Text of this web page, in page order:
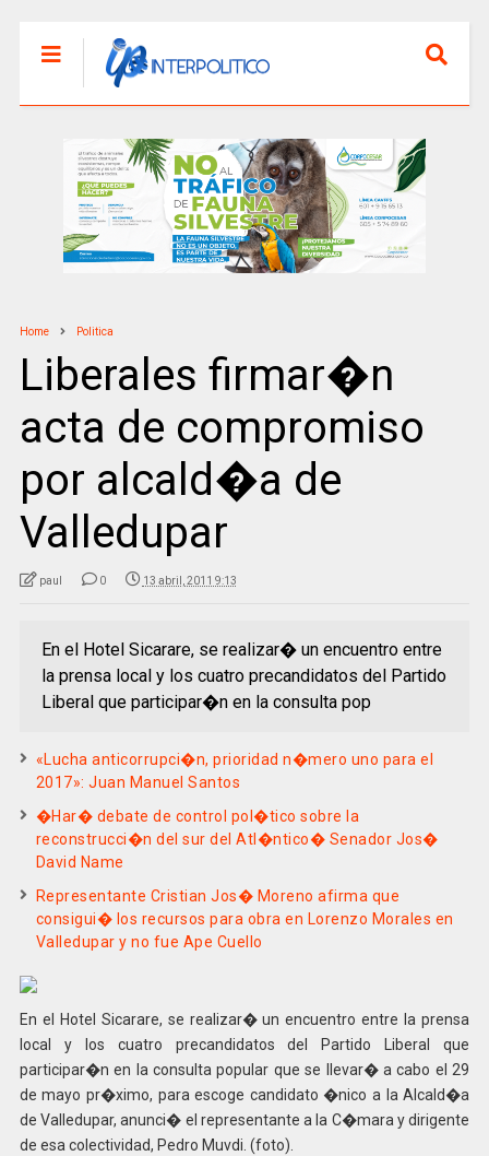
Home Politica
Liberales firmar�n
acta de compromiso
por alcald�a de
Valledupar
paul 0 13 abril, 2011 9:13
En el Hotel Sicarare, se realizar� un encuentro entre
la prensa local y los cuatro precandidatos del Partido
Liberal que participar�n en la consulta pop
«Lucha anticorrupci�n, prioridad n�mero uno para el
2017»: Juan Manuel Santos
�Har� debate de control pol�tico sobre la
reconstrucci�n del sur del Atl�ntico� Senador Jos�
David Name
Representante Cristian Jos� Moreno afirma que
consigui� los recursos para obra en Lorenzo Morales en
Valledupar y no fue Ape Cuello
En el Hotel Sicarare, se realizar� un encuentro entre la prensa
local y los cuatro precandidatos del Partido Liberal que
participar�n en la consulta popular que se llevar� a cabo el 29
de mayo pr�ximo, para escoge candidato �nico a la Alcald�a
de Valledupar, anunci� el representante a la C�mara y dirigente
de esa colectividad, Pedro Muvdi. (foto).